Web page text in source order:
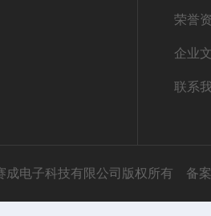
荣誉
企业
联系
成电子科技有限公司版权所有 备